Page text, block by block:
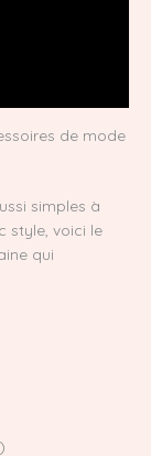
de mode
simples à
style, voici le
qui